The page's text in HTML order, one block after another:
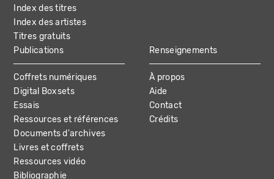
Index des titres
Index des artistes
Titres gratuits
Publications
Coffrets numériques
Digital Boxsets
Essais
Ressources et références
Documents d'archives
Livres et coffrets
Ressources vidéo
Bibliographie
Renseignements
À propos
Aide
Contact
Crédits